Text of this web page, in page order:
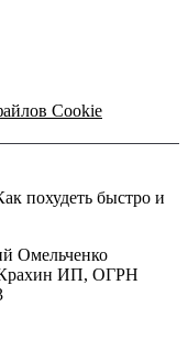
Cookie
похудеть быстро и
Омельченко
ИП, ОГРН